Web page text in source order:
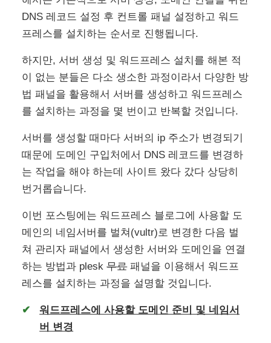
DNS 레코드 설정 후 컨트롤 패널 설정하고 워드
프레스를 설치하는 순서로 진행됩니다.
하지만, 서버 생성 및 워드프레스 설치를 해본 적
이 없는 분들은 다소 생소한 과정이라서 다양한 방
법 패널을 활용해서 서버를 생성하고 워드프레스
를 설치하는 과정을 몇 번이고 반복할 것입니다.
서버를 생성할 때마다 서버의 ip 주소가 변경되기
때문에 도메인 구입처에서 DNS 레코드를 변경하
는 작업을 해야 하는데 사이트 왔다 갔다 상당히
번거롭습니다.
이번 포스팅에는 워드프레스 블로그에 사용할 도
메인의 네임서버를 벌쳐(vultr)로 변경한 다음 벌
쳐 관리자 패널에서 생성한 서버와 도메인을 연결
하는 방법과 plesk무료패널을 이용해서 워드프
레스를 설치하는 과정을 설명할 것입니다.
워드프레스에 사용할 도메인 준비 및 네임서
버 변경